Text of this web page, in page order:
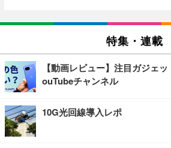
特集・連載
【動画レビュー】注目ガジェ
ouTubeチャンネル
10G光回線導入レポ